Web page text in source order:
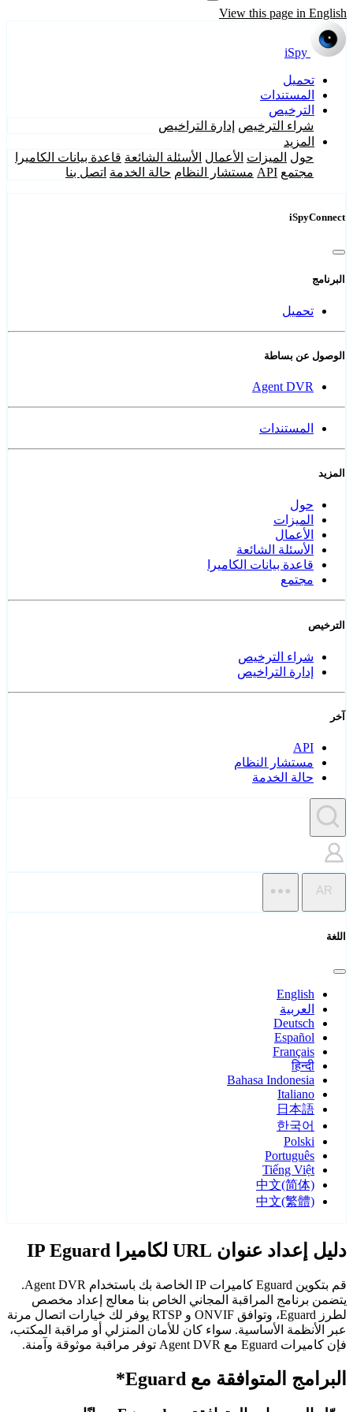
View this page in English
iSpy
تحميل
المستندات
الترخيص
شراء الترخيص إدارة التراخيص
المزيد
حول الميزات الأعمال الأسئلة الشائعة قاعدة بيانات الكاميرا
مجتمع API مستشار النظام حالة الخدمة اتصل بنا
iSpyConnect
البرنامج
تحميل
الوصول عن بساطة
Agent DVR
المستندات
المزيد
حول
الميزات
الأعمال
الأسئلة الشائعة
قاعدة بيانات الكاميرا
مجتمع
الترخيص
شراء الترخيص
إدارة التراخيص
آخر
API
مستشار النظام
حالة الخدمة
AR
اللغة
English
العربية
Deutsch
Español
Français
हिन्दी
Bahasa Indonesia
Italiano
日本語
한국어
Polski
Português
Tiếng Việt
中文(简体)
中文(繁體)
دليل إعداد عنوان URL لكاميرا IP Eguard
قم بتكوين Eguard كاميرات IP الخاصة بك باستخدام Agent DVR.
يتضمن برنامج المراقبة المجاني الخاص بنا معالج إعداد مخصص
لطرز Eguard، وتوافق ONVIF و RTSP يوفر لك خيارات اتصال مرنة
عبر الأنظمة الأساسية. سواء كان للأمان المنزلي أو مراقبة المكتب،
فإن كاميرات Eguard مع Agent DVR توفر مراقبة موثوقة وآمنة.
البرامج المتوافقة مع Eguard*